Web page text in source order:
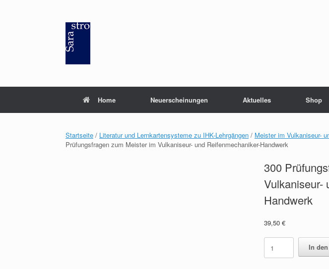
Home Neuerscheinungen Aktuelles Shop
Startseite / Literatur und Lernkartensysteme zu IHK-Lehrgängen / Meister im Vulkaniseur-
Prüfungsfragen zum Meister im Vulkaniseur- und Reifenmechaniker-Handwerk
300
Vulkaniseur-
Handwerk
39,50€
300
Prüfungsfragen
zum
In